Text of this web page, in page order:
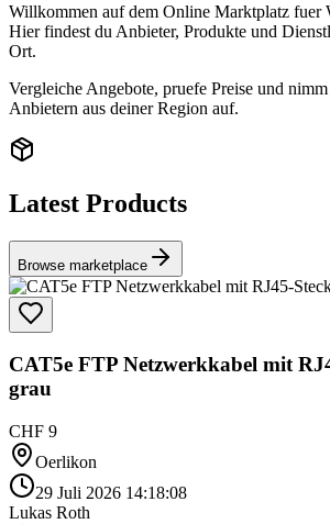
Willkommen auf dem Online Marktplatz fuer
Hier findest du Anbieter, Produkte und
Ort.
Vergleiche Angebote, pruefe Preise und
Anbietern aus deiner Region auf.
Latest Products
Browse marketplace
CAT5e FTP Netzwerkkabel mit
grau
CHF 9
Oerlikon
29 Juli 2026 14:18:08
Lukas Roth